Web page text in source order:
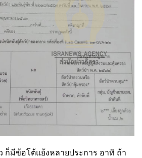
ก็มีข้อโต้แย้งหลายประการ อาทิ ถ้า